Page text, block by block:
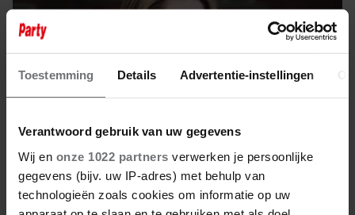
Toestemming Details Advertentie-instellingen
Verantwoord gebruik van uw gegevens
Wij en onze 1022 partners verwerken je persoonlijke
gegevens (bijv. uw IP-adres) met behulp van
technologieën zoals cookies om informatie op uw
8 april 2023